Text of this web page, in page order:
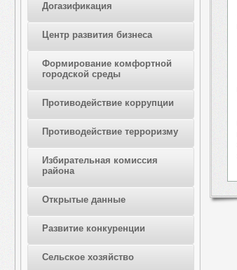
Догазификация
Центр развития бизнеса
Формирование комфортной
городской среды
Противодействие коррупции
Противодействие терроризму
Избирательная комиссия
района
Открытые данные
Развитие конкуренции
Сельское хозяйство